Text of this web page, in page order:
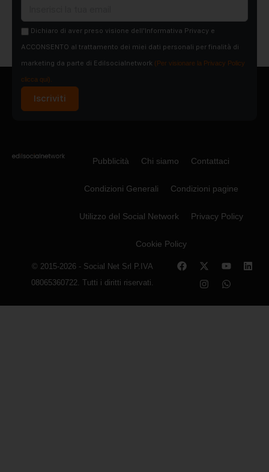
Dichiaro di aver preso visione dell'Informativa Privacy e
ACCONSENTO al trattamento dei miei dati personali per finalità di
marketing da parte di Edilsocialnetwork (Per visionare la Privacy Policy
clicca qui).
Iscriviti
Pubblicità Chi siamo Contattaci
Condizioni Generali Condizioni pagine
Utilizzo del Social Network Privacy Policy
Cookie Policy
© 2015-2026 - Social Net Srl P.IVA
08065360722. Tutti i diritti riservati.